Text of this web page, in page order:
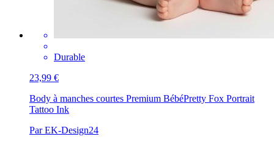
Durable
23,99 €
Body à manches courtes Premium BébéPretty Fox Portrait
Tattoo Ink
Par EK-Design24